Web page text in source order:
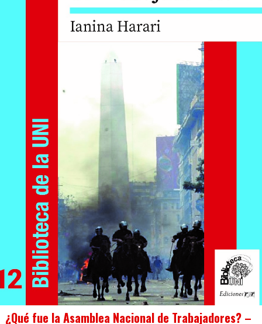
¿Qué fue la Asamblea Nacional de Trabajadores? –